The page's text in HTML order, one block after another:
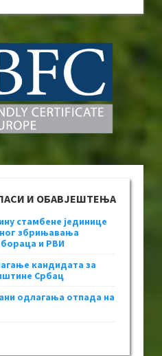
И ОБАВЈЕШТЕЊА
стамбене јединице
збрињавања
и РВИ
кандидата за
Србац
одлагања отпада на